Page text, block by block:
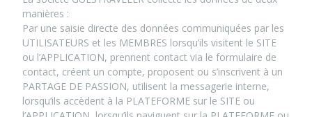
manières :
Par une saisie directe des données communiquées par les
UTILISATEURS et les MEMBRES lorsqu’ils visitent le SITE
ou l’APPLICATION, prennent contact via le formulaire de
contact, créent un compte, proposent ou s’inscrivent à un
PARTAGE DE PASSION, utilisent la messagerie interne,
lorsqu’ils accèdent à la PLATEFORME sur le SITE ou